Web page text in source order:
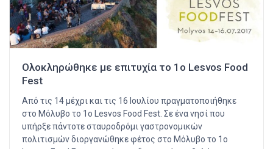
Ολοκληρώθηκε με επιτυχία το 1ο Lesvos Food
Fest
Από τις 14 μέχρι και τις 16 Ιουλίου πραγματοποιήθηκε
στο Μόλυβο το 1ο Lesvos Food Fest. Σε ένα νησί που
υπήρξε πάντοτε σταυροδρόμι γαστρονομικών
πολιτισμών διοργανώθηκε φέτος στο Μόλυβο το 1ο